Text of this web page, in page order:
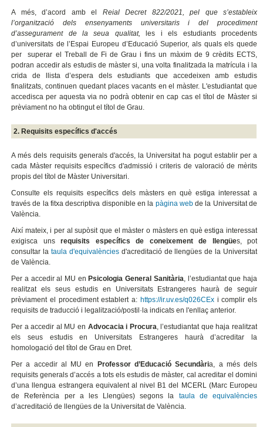
A més, d’acord amb el Reial Decret 822/2021, pel que s’estableix
l’organització dels ensenyaments universitaris i del procediment
d’assegurament de la seua qualitat, les i els estudiants procedents
d’universitats de l’Espai Europeu d’Educació Superior, als quals els quede
per superar el Treball de Fi de Grau i fins un màxim de 9 crèdits ECTS,
podran accedir als estudis de màster si, una volta finalitzada la matrícula i la
crida de llista d’espera dels estudiants que accedeixen amb estudis
finalitzats, continuen quedant places vacants en el màster. L'estudiantat que
accedisca per aquesta via no podrà obtenir en cap cas el títol de Màster si
prèviament no ha obtingut el títol de Grau.
2. Requisits específics d'accés
A més dels requisits generals d'accés, la Universitat ha pogut establir per a
cada Màster requisits específics d'admissió i criteris de valoració de mèrits
propis del títol de Màster Universitari.
Consulte els requisits específics dels màsters en què estiga interessat a
través de la fitxa descriptiva disponible en la pàgina webde la Universitat de
València.
Així mateix, i per al supòsit que el màster o màsters en què estiga interessat
exigisca unsrequisits específics de coneixement de llengües, pot
consultar la taula d'equivalènciesd'acreditació de llengües de la Universitat
de València.
Per a accedir al MU en Psicologia General Sanitària, l’estudiantat que haja
realitzat els seus estudis en Universitats Estrangeres haurà de seguir
prèviament el procediment establert a: https://ir.uv.es/q026CExi complir els
requisits de traducció i legalització/postil·la indicats en l'enllaç anterior.
Per a accedir al MU en Advocacia i Procura, l’estudiantat que haja realitzat
els seus estudis en Universitats Estrangeres haurà d’acreditar la
homologació del títol de Grau en Dret.
Per a accedir al MU en
Professor d’Educació Secundària, a més dels
requisits generals d’accés a tots els estudis de màster, cal acreditar el domini
d’una llengua estrangera equivalent al nivel B1 del MCERL (Marc Europeu
de Referència per a les Llengües) segons la taula de equivalències
d’acreditació de llengües de la Universitat de València.